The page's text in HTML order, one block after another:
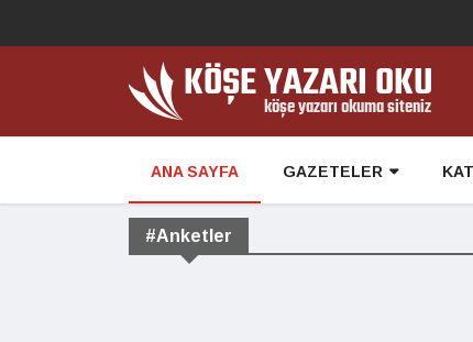
ANA SAYFA GAZETELER
#Anketler